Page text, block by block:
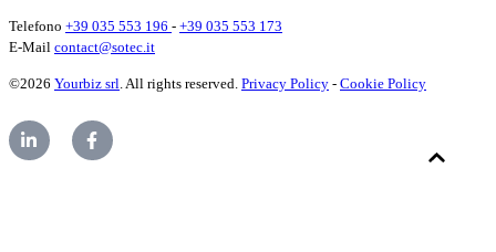
Telefono +39 035 553 196 - +39 035 553 173
E-Mail contact@sotec.it
©2026 Yourbiz srl . All rights reserved. Privacy Policy - Cookie Policy